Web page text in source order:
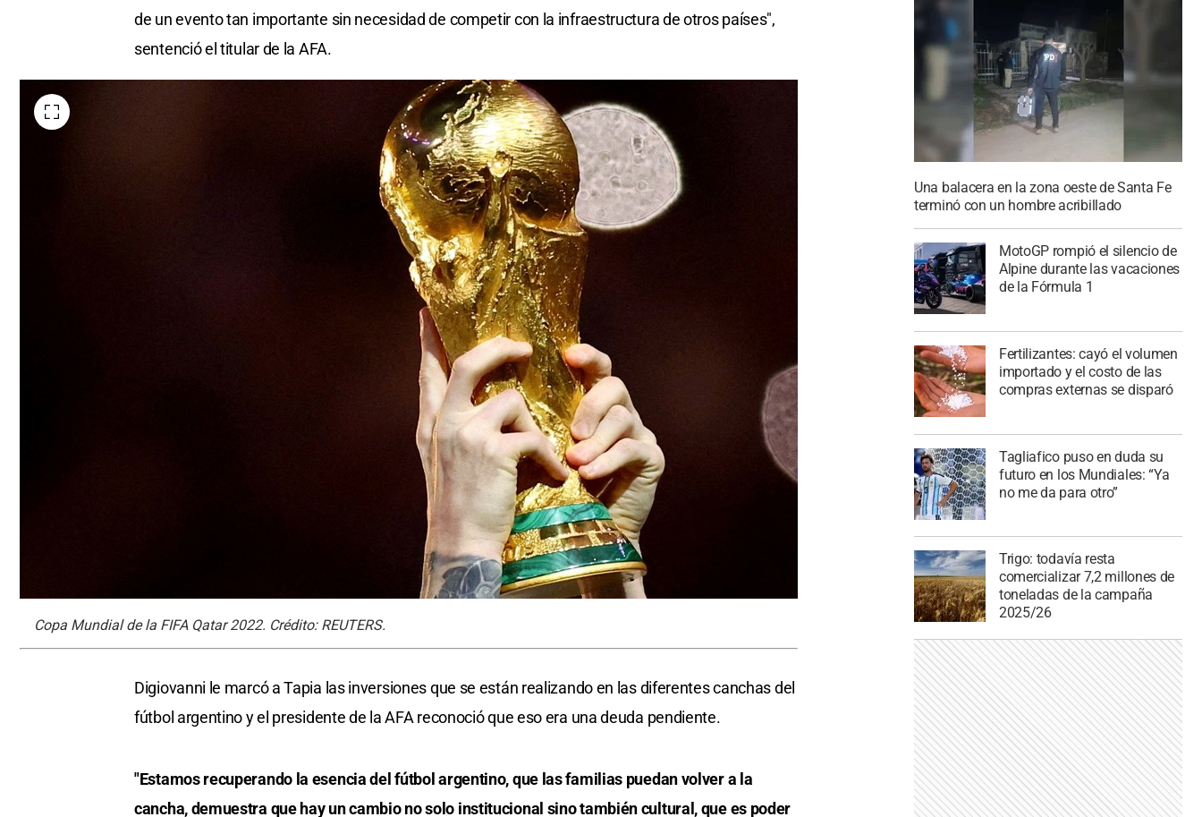
de un evento tan importante sin necesidad de competir con la infraestructura de otros países",
sentenció el titular de la AFA.
Copa Mundial de la FIFA Qatar 2022. Crédito: REUTERS.
Digiovanni le marcó a Tapia las inversiones que se están realizando en las diferentes canchas del
fútbol argentino y el presidente de la AFA reconoció que eso era una deuda pendiente.
"Estamos recuperando la esencia del fútbol argentino, que las familias puedan volver a la
cancha, demuestra que hay un cambio no solo institucional sino también cultural, que es poder
Una balacera en la zona oeste de Santa Fe
terminó con un hombre acribillado
MotoGP rompió el silencio de
Alpine durante las vacaciones
de la Fórmula 1
Fertilizantes: cayó el volumen
importado y el costo de las
compras externas se disparó
Tagliafico puso en duda su
futuro en los Mundiales: “Ya
no me da para otro”
Trigo: todavía resta
comercializar 7,2 millones de
toneladas de la campaña
2025/26